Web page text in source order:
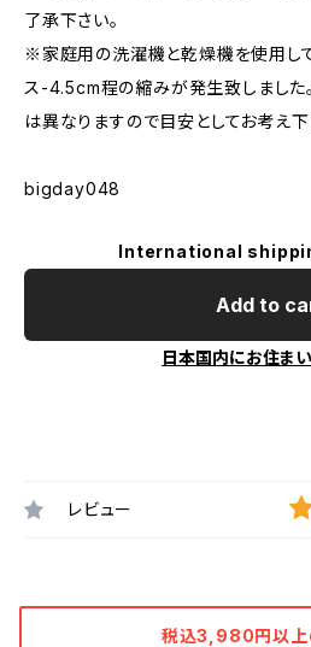
了承下さい。
※家庭用の洗濯機と乾燥機を使用し
ス-4.5cm程の縮みが発生致しました
は異なりますので目安としてお考え下
bigday048
International
Add to
日本国内にお住ま
レビュー
税込3,980円以上